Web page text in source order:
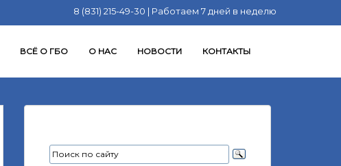
8 (831) 215-49-30 | Работаем 7 дней в неделю
ВСЁ О ГБО О НАС НОВОСТИ КОНТАКТЫ